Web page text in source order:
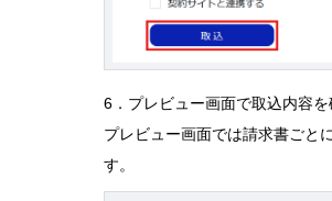
6．プレビュー画面で取込内容
プレビュー画面では請求書ごと
す。